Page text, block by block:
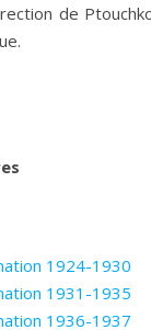
de
1924-1930
1931-1935
1936-1937